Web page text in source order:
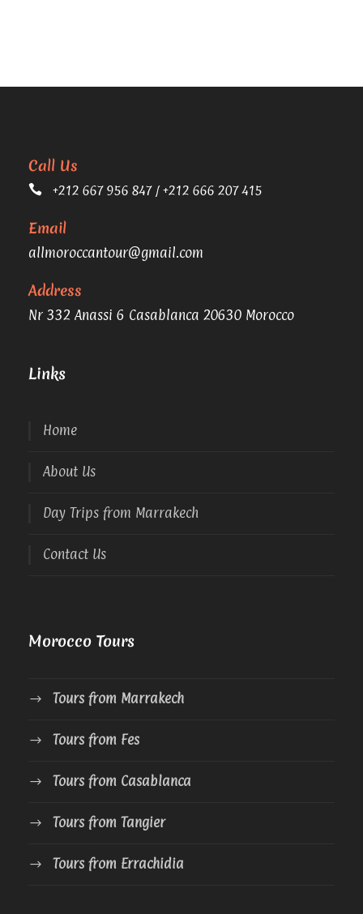
Call Us
+212 667 956 847 / +212 666 207 415
Email
allmoroccantour@gmail.com
Address
Nr 332 Anassi 6 Casablanca 20630 Morocco
Links
Home
About Us
Day Trips from Marrakech
Contact Us
Morocco Tours
Tours from Marrakech
Tours from Fes
Tours from Casablanca
Tours from Tangier
Tours from Errachidia